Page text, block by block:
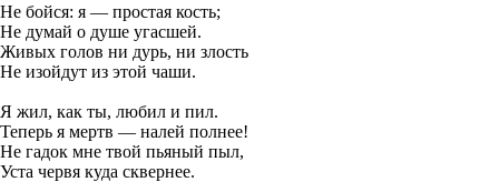
Не бойся: я — простая кость;
Не думай о душе угасшей.
Живых голов ни дурь, ни злость
Не изойдут из этой чаши.
Я жил, как ты, любил и пил.
Теперь я мертв — налей полнее!
Не гадок мне твой пьяный пыл,
Уста червя куда сквернее.